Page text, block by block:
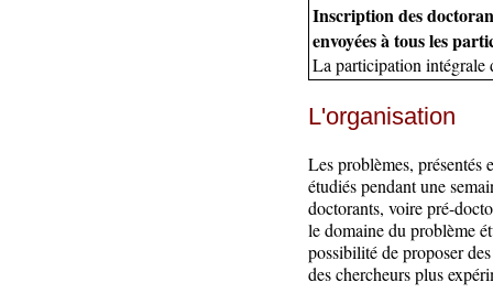
Inscription des
envoyées à tous les
La participation intégrale
L'organisation
Les problèmes, présentés
étudiés pendant une
doctorants, voire pré-
le domaine du problème
possibilité de proposer
des chercheurs plus